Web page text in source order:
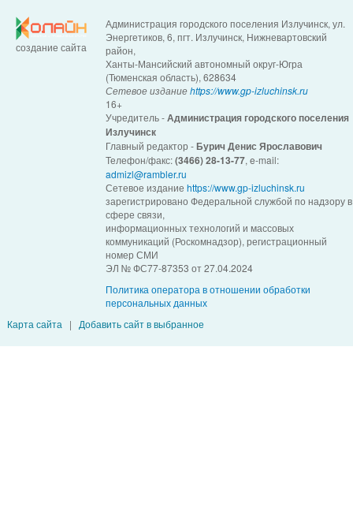
создание сайта
Администрация городского поселения Излучинск, ул.
Энергетиков, 6, пгт. Излучинск, Нижневартовский
район,
Ханты-Мансийский автономный округ-Югра
(Тюменская область), 628634
Сетевое изданиеhttps://www.gp-izluchinsk.ru
16+
Учредитель -Администрация городского поселения
Излучинск
Главный редактор -Бурич Денис Ярославович
Телефон/факс:(3466) 28-13-77, e-mail:
admizl@rambler.ru
Сетевое изданиеhttps://www.gp-izluchinsk.ru
зарегистрировано Федеральной службой по надзору в
сфере связи,
информационных технологий и массовых
коммуникаций (Роскомнадзор), регистрационный
номер СМИ
ЭЛ № ФС77-87353 от 27.04.2024
Политика оператора в отношении обработки
персональных данных
Карта сайта | Добавить сайт в выбранное